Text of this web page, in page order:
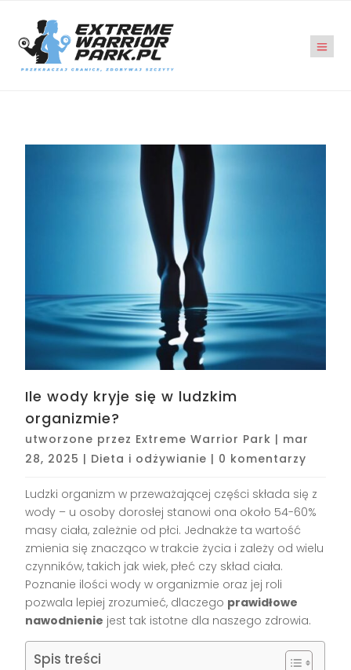
Ile wody kryje się w ludzkim
organizmie?
utworzone przez Extreme Warrior Park | mar
28, 2025 | Dieta i odżywianie | 0 komentarzy
Ludzki organizm w przeważającej części składa się z
wody – u osoby dorosłej stanowi ona około 54-60%
masy ciała, zależnie od płci. Jednakże ta wartość
zmienia się znacząco w trakcie życia i zależy od wielu
czynników, takich jak wiek, płeć czy skład ciała.
Poznanie ilości wody w organizmie oraz jej roli
pozwala lepiej zrozumieć, dlaczego prawidłowe
nawodnienie jest tak istotne dla naszego zdrowia.
Spis treści